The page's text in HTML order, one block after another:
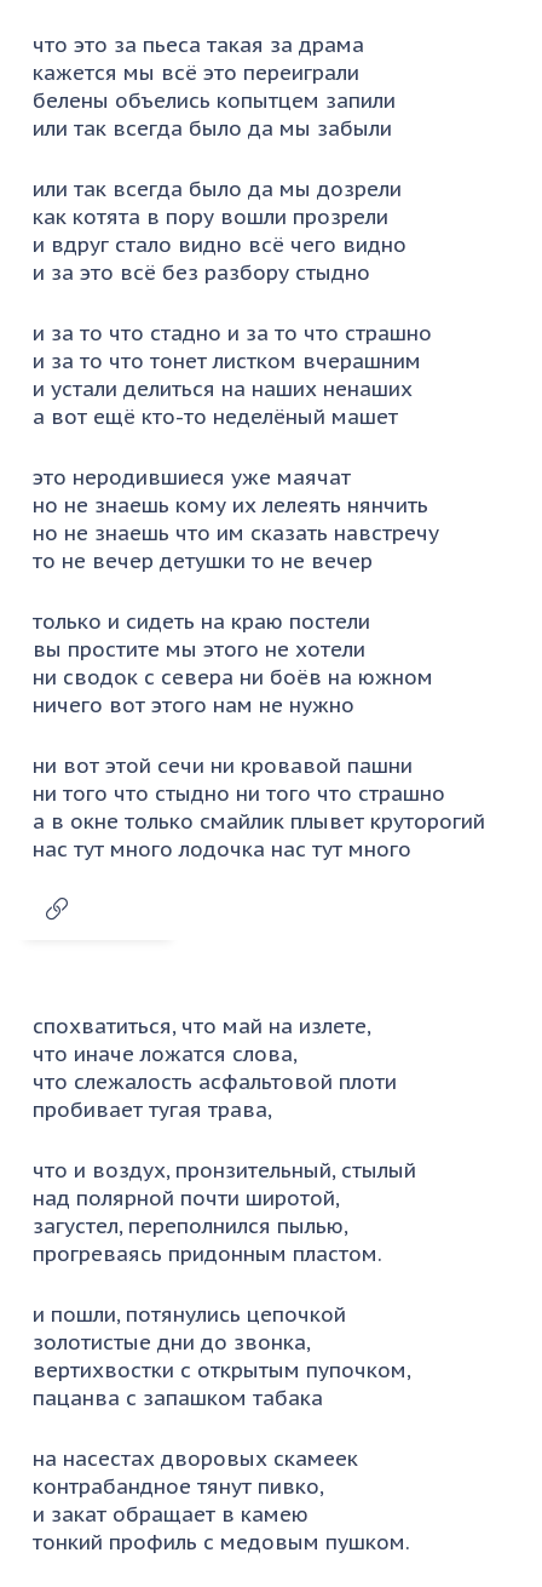
что это за пьеса такая за драма
кажется мы всё это переиграли
белены объелись копытцем запили
или так всегда было да мы забыли
или так всегда было да мы дозрели
как котята в пору вошли прозрели
и вдруг стало видно всё чего видно
и за это всё без разбору стыдно
и за то что стадно и за то что страшно
и за то что тонет листком вчерашним
и устали делиться на наших ненаших
а вот ещё кто-то неделёный машет
это неродившиеся уже маячат
но не знаешь кому их лелеять нянчить
но не знаешь что им сказать навстречу
то не вечер детушки то не вечер
только и сидеть на краю постели
вы простите мы этого не хотели
ни сводок с севера ни боёв на южном
ничего вот этого нам не нужно
ни вот этой сечи ни кровавой пашни
ни того что стыдно ни того что страшно
а в окне только смайлик плывет круторогий
нас тут много лодочка нас тут много
спохватиться, что май на излете,
что иначе ложатся слова,
что слежалость асфальтовой плоти
пробивает тугая трава,
что и воздух, пронзительный, стылый
над полярной почти широтой,
загустел, переполнился пылью,
прогреваясь придонным пластом.
и пошли, потянулись цепочкой
золотистые дни до звонка,
вертихвостки с открытым пупочком,
пацанва с запашком табака
на насестах дворовых скамеек
контрабандное тянут пивко,
и закат обращает в камею
тонкий профиль с медовым пушком.